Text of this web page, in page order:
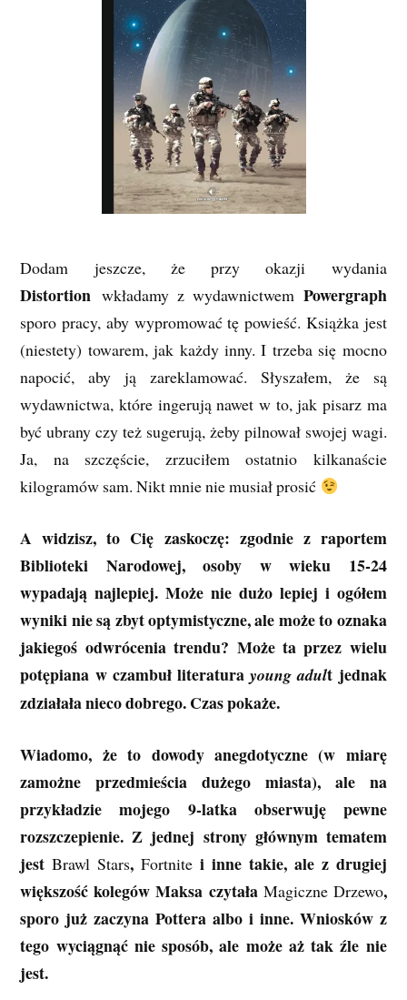
Dodam jeszcze, że przy okazji wydania
Distortion wkładamy z wydawnictwem Powergraph
sporo pracy, aby wypromować tę powieść. Książka jest
(niestety) towarem, jak każdy inny. I trzeba się mocno
napocić, aby ją zareklamować. Słyszałem, że są
wydawnictwa, które ingerują nawet w to, jak pisarz ma
być ubrany czy też sugerują, żeby pilnował swojej wagi.
Ja, na szczęście, zrzuciłem ostatnio kilkanaście
kilogramów sam. Nikt mnie nie musiał prosić
A widzisz, to Cię zaskoczę: zgodnie z raportem
Biblioteki Narodowej, osoby w wieku 15-24
wypadają najlepiej. Może nie dużo lepiej i ogółem
wyniki nie są zbyt optymistyczne, ale może to oznaka
jakiegoś odwrócenia trendu? Może ta przez wielu
potępiana w czambuł literaturayoung adult jednak
zdziałała nieco dobrego. Czas pokaże.
Wiadomo, że to dowody anegdotyczne (w miarę
zamożne przedmieścia dużego miasta), ale na
przykładzie mojego 9-latka obserwuję pewne
rozszczepienie. Z jednej strony głównym tematem
jestBrawl Stars,Fortnitei inne takie, ale z drugiej
większość kolegów Maksa czytała Magiczne Drzewo,
sporo już zaczyna Pottera albo i inne. Wniosków z
tego wyciągnąć nie sposób, ale może aż tak źle nie
jest.